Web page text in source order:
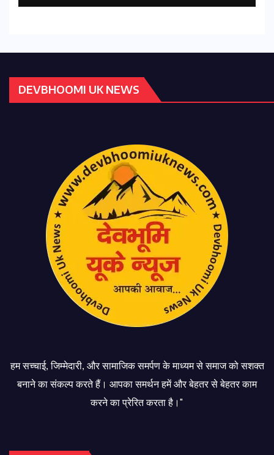
DEVBHOOMI UK NEWS
हम सच्चाई, जिम्मेदारी, और सामाजिक समर्पण के माध्यम से समाज को सशक्त
बनाने का संकल्प करते हैं। आपका समर्थन हमें और बेहतर से बेहतर काम
करने का प्रेरित करता है।"